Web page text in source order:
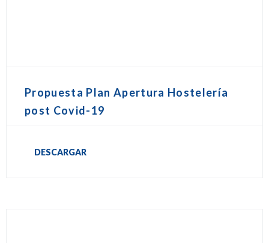
Propuesta Plan Apertura Hostelería
post Covid-19
DESCARGAR